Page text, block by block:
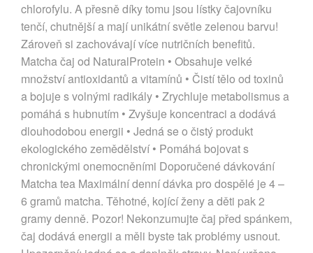
chlorofylu. A přesně díky tomu jsou lístky čajovníku
tenčí, chutnější a mají unikátní světle zelenou barvu!
Zároveň si zachovávají více nutričních benefitů.
Matcha čaj od NaturalProtein • Obsahuje velké
množství antioxidantů a vitamínů • Čistí tělo od toxinů
a bojuje s volnými radikály • Zrychluje metabolismus a
pomáhá s hubnutím • Zvyšuje koncentraci a dodává
dlouhodobou energii • Jedná se o čistý produkt
ekologického zemědělství • Pomáhá bojovat s
chronickými onemocněními Doporučené dávkování
Matcha tea Maximální denní dávka pro dospělé je 4 –
6 gramů matcha. Těhotné, kojící ženy a děti pak 2
gramy denně. Pozor! Nekonzumujte čaj před spánkem,
čaj dodává energii a měli byste tak problémy usnout.